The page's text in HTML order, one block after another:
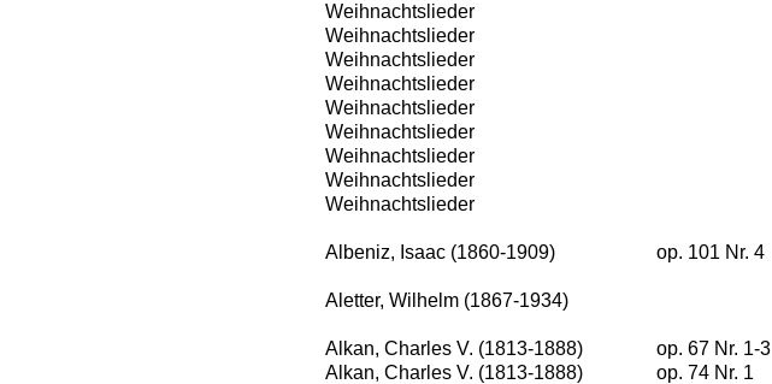
Weihnachtslieder
Weihnachtslieder
Weihnachtslieder
Weihnachtslieder
Weihnachtslieder
Weihnachtslieder
Weihnachtslieder
Weihnachtslieder
Weihnachtslieder
Albeniz, Isaac (1860-1909) op. 101 Nr. 4
Aletter, Wilhelm (1867-1934)
Alkan, Charles V. (1813-1888) op. 67 Nr. 1-3
Alkan, Charles V. (1813-1888)
op. 74 Nr. 1